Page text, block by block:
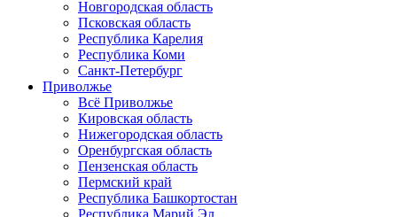
Новгородская область
Псковская область
Республика Карелия
Республика Коми
Санкт-Петербург
Приволжье
Всё Приволжье
Кировская область
Нижегородская область
Оренбургская область
Пензенская область
Пермский край
Республика Башкортостан
Республика Марий Эл